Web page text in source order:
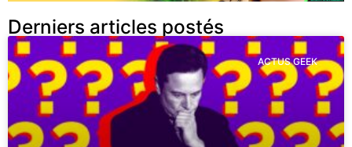
Derniers articles postés
ACTUS GEEK